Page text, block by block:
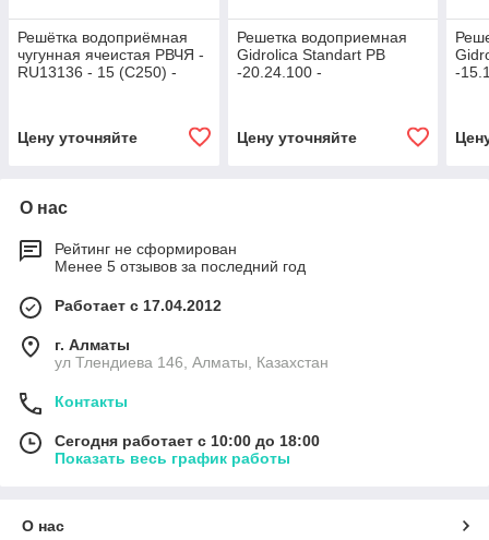
Решётка водоприёмная
чугунная ячеистая РВЧЯ -
RU13136 - 15 (C250) -
Цену уточняйте
Решетка водоприемная
Gidrolica Standart РВ
-20.24.100 -
Цену уточняйте
-
О нас
Рейтинг не сформирован
Менее 5 отзывов за последний год
Работает с 17.04.2012
г. Алматы
ул Тлендиева 146, Алматы, Казахстан
Контакты
Сегодня работает с 10:00 до 18:00
Показать весь график работы
О нас